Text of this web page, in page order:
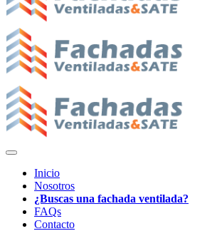
Inicio
Nosotros
¿Buscas una fachada ventilada?
FAQs
Contacto